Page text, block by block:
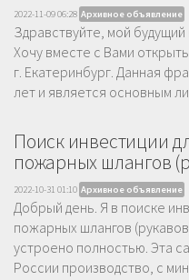
2022-11-09 06:28 Архивное объявление
Здравствуйте, мой будущий
Хочу вместе с Вами
г. Екатеринбург. Данная
лет и является основным
Поиск инвестиции
пожарных шлангов
2022-10-31 01:10 Архивное объявление
Добрый день. Я в поиске
пожарных шлангов
устроено полностью. Эта
России производство, с